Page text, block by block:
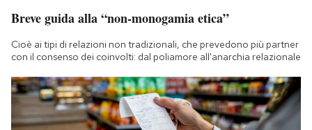
Breve guida alla “non-monogamia etica”
Cioè ai tipi di relazioni non tradizionali, che prevedono più partner
con il consenso dei coinvolti: dal poliamore all'anarchia relazionale